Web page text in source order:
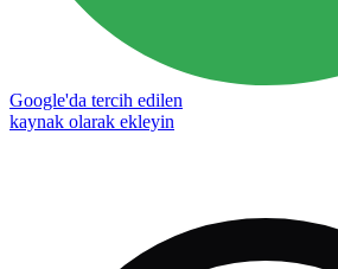
Google'da tercih edilen
kaynak olarak ekleyin